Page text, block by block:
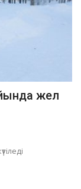
жел